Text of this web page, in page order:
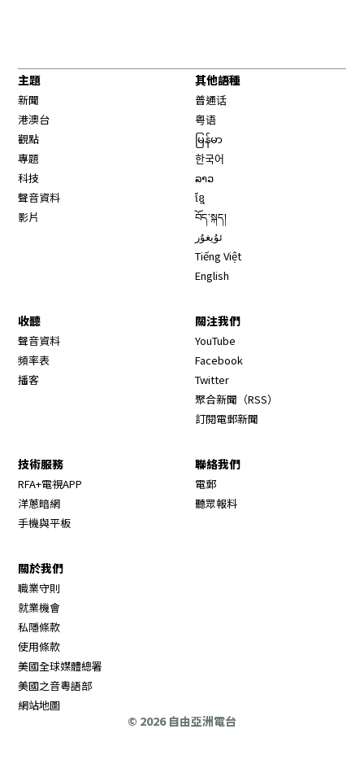
主題
新聞
港澳台
觀點
專題
科技
聲音資料
影片
其他語種
普通话
粤语
မြန်မာ
한국어
ລາວ
ខ្មែ
བོད་སྐད།
ئۇيغۇر
Tiếng Việt
English
收聽
聲音資料
頻率表
播客
關注我們
YouTube
Facebook
Twitter
聚合新聞（RSS）
訂閱電郵新聞
技術服務
RFA+電視APP
洋蔥暗網
手機與平板
聯絡我們
電郵
聽眾報料
關於我們
職業守則
就業機會
私隱條款
使用條款
美國全球媒體總署
美國之音粵語部
網站地圖
© 2026 自由亞洲電台